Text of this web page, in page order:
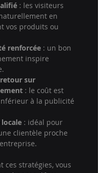
: les visiteurs
en
vos produits ou
renforcée : un bon
inspire
sur
: le coût est
à la publicité
: idéal pour
clientèle proche
ces stratégies, vous